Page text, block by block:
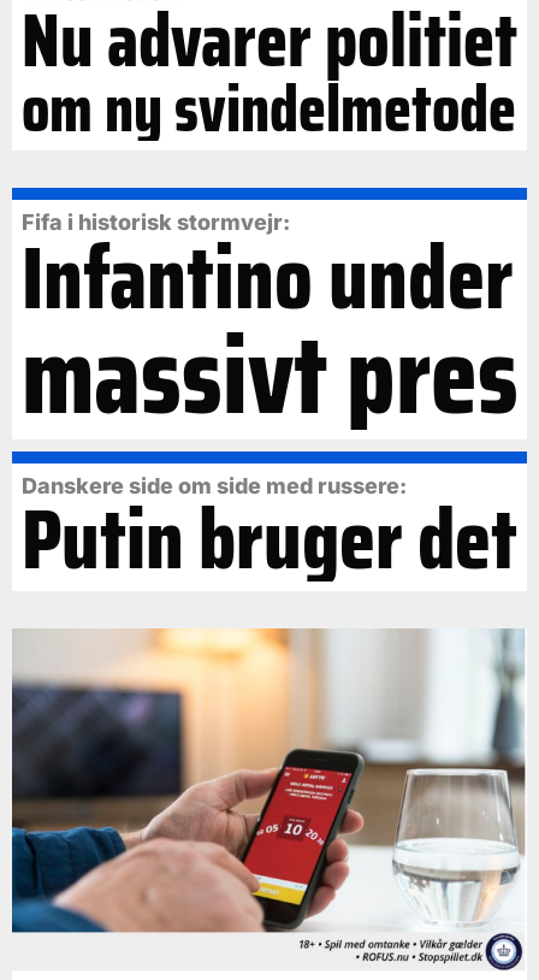
Nu advarer politiet
om ny svindelmetode
Fifa i historisk stormvejr:
Infantino under
massivt pres
Danskere side om side med russere:
Putin bruger det